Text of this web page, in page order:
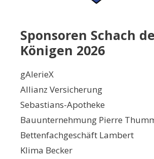
Sponsoren Schach
Königen 2026
gAlerieX
Allianz Versicherung
Sebastians-Apotheke
Bauunternehmung Pierre
Bettenfachgeschäft Lambert
Klima Becker